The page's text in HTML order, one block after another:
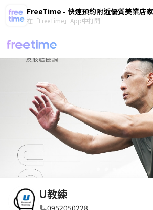
FreeTime - 快速預約附近優質美業店家
在「FreeTime」App中打開
U教練
0952050228